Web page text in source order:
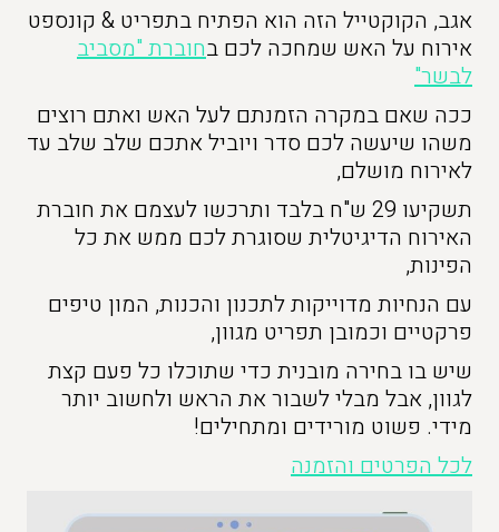
אגב, הקוקטייל הזה הוא הפתיח בתפריט & קונספט
אירוח על האש שמחכה לכם בחוברת "מסביב
לבשר"
ככה שאם במקרה הזמנתם לעל האש ואתם רוצים
משהו שיעשה לכם סדר ויוביל אתכם שלב שלב עד
לאירוח מושלם,
תשקיעו 29 ש"ח בלבד ותרכשו לעצמם את חוברת
האירוח הדיגיטלית שסוגרת לכם ממש את כל
הפינות,
עם הנחיות מדוייקות לתכנון והכנות, המון טיפים
פרקטיים וכמובן תפריט מגוון,
שיש בו בחירה מובנית כדי שתוכלו כל פעם קצת
לגוון, אבל מבלי לשבור את הראש ולחשוב יותר
מידי. פשוט מורידים ומתחילים!
לכל הפרטים והזמנה